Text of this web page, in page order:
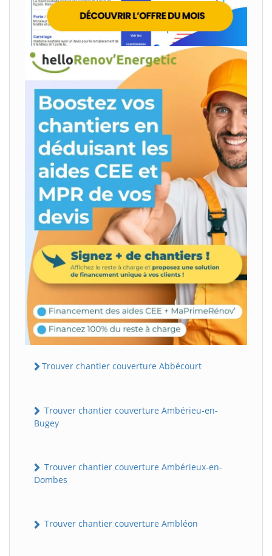
Trouver chantier couverture Abbécourt
Trouver chantier couverture Ambérieu-en-
Bugey
Trouver chantier couverture Ambérieux-en-
Dombes
Trouver chantier couverture Ambléon